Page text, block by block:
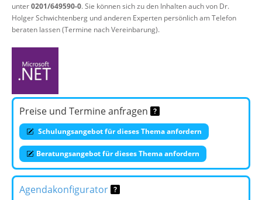
unter0201/649590-0. Sie können sich zu den Inhalten auch von Dr.
Holger Schwichtenberg und anderen Experten persönlich am Telefon
beraten lassen (Termine nach Vereinbarung).
Preise und Termine anfragen
Schulungsangebot für dieses Thema anfordern
Beratungsangebot für dieses Thema anfordern
Agendakonfigurator